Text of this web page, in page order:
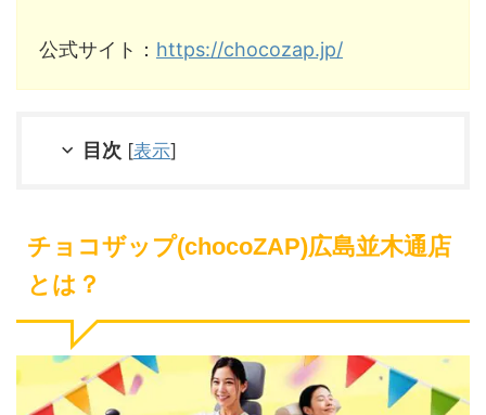
公式サイト： https://chocozap.jp/
目次 [表示]
チョコザップ(chocoZAP)広島並木通店
とは？